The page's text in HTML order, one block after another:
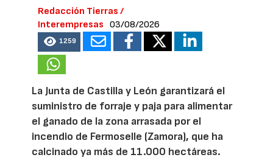
Redacción Tierras /
Interempresas
03/08/2026
1259
La Junta de Castilla y León garantizará el
suministro de forraje y paja para alimentar
el ganado de la zona arrasada por el
incendio de Fermoselle (Zamora), que ha
calcinado ya más de 11.000 hectáreas.